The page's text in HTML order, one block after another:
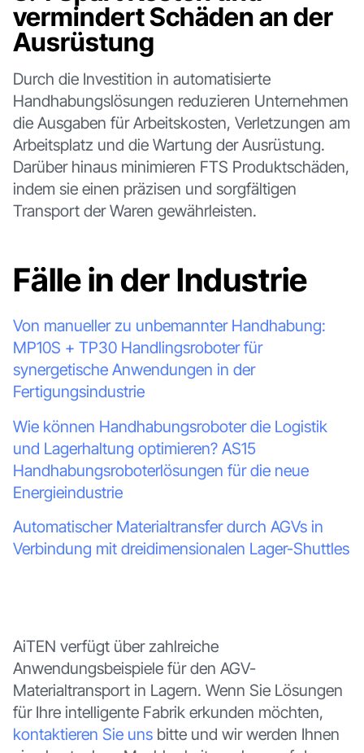
vermindert Schäden an der
Ausrüstung
Durch die Investition in automatisierte
Handhabungslösungen reduzieren Unternehmen
die Ausgaben für Arbeitskosten, Verletzungen am
Arbeitsplatz und die Wartung der Ausrüstung.
Darüber hinaus minimieren FTS Produktschäden,
indem sie einen präzisen und sorgfältigen
Transport der Waren gewährleisten.
Fälle in der Industrie
Von manueller zu unbemannter Handhabung:
MP10S + TP30 Handlingsroboter für
synergetische Anwendungen in der
Fertigungsindustrie
Wie können Handhabungsroboter die Logistik
und Lagerhaltung optimieren? AS15
Handhabungsroboterlösungen für die neue
Energieindustrie
Automatischer Materialtransfer durch AGVs in
Verbindung mit dreidimensionalen Lager-Shuttles
AiTEN verfügt über zahlreiche
Anwendungsbeispiele für den AGV-
Materialtransport in Lagern. Wenn Sie Lösungen
für Ihre intelligente Fabrik erkunden möchten,
kontaktieren Sie unsbitte und wir werden Ihnen